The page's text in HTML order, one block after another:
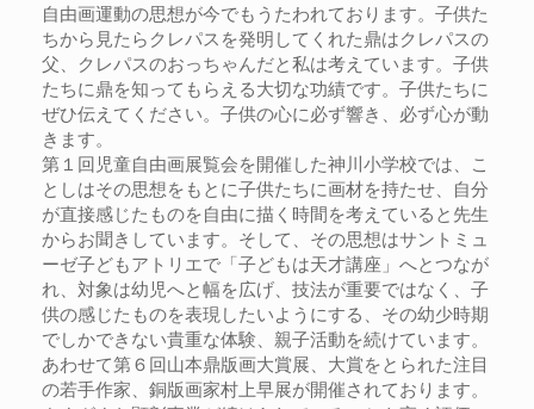
自由画運動の思想が今でもうたわれております。子供た
ちから見たらクレパスを発明してくれた鼎はクレパスの
父、クレパスのおっちゃんだと私は考えています。子供
たちに鼎を知ってもらえる大切な功績です。子供たちに
ぜひ伝えてください。子供の心に必ず響き、必ず心が動
きます。
第１回児童自由画展覧会を開催した神川小学校では、こ
としはその思想をもとに子供たちに画材を持たせ、自分
が直接感じたものを自由に描く時間を考えていると先生
からお聞きしています。そして、その思想はサントミュ
ーゼ子どもアトリエで「子どもは天才講座」へとつなが
れ、対象は幼児へと幅を広げ、技法が重要ではなく、子
供の感じたものを表現したいようにする、その幼少時期
でしかできない貴重な体験、親子活動を続けています。
あわせて第６回山本鼎版画大賞展、大賞をとられた注目
の若手作家、銅版画家村上早展が開催されております。